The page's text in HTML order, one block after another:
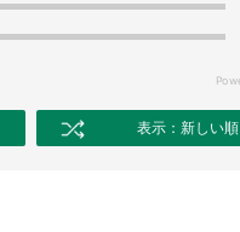
表示：新しい順